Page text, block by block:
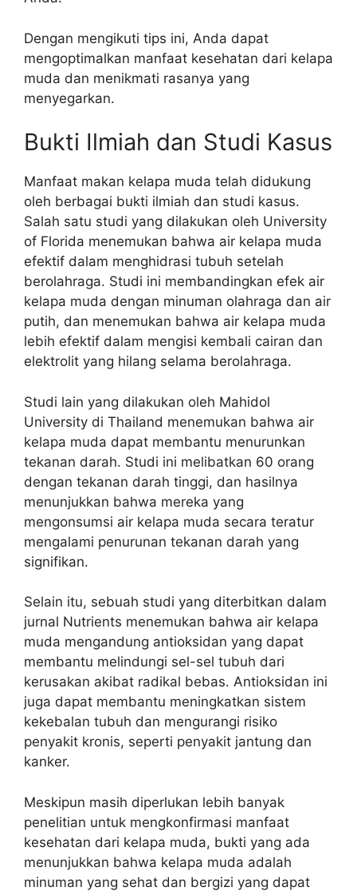
Dengan mengikuti tips ini, Anda dapat
mengoptimalkan manfaat kesehatan dari kelapa
muda dan menikmati rasanya yang
menyegarkan.
Bukti Ilmiah dan Studi Kasus
Manfaat makan kelapa muda telah didukung
oleh berbagai bukti ilmiah dan studi kasus.
Salah satu studi yang dilakukan oleh University
of Florida menemukan bahwa air kelapa muda
efektif dalam menghidrasi tubuh setelah
berolahraga. Studi ini membandingkan efek air
kelapa muda dengan minuman olahraga dan air
putih, dan menemukan bahwa air kelapa muda
lebih efektif dalam mengisi kembali cairan dan
elektrolit yang hilang selama berolahraga.
Studi lain yang dilakukan oleh Mahidol
University di Thailand menemukan bahwa air
kelapa muda dapat membantu menurunkan
tekanan darah. Studi ini melibatkan 60 orang
dengan tekanan darah tinggi, dan hasilnya
menunjukkan bahwa mereka yang
mengonsumsi air kelapa muda secara teratur
mengalami penurunan tekanan darah yang
signifikan.
Selain itu, sebuah studi yang diterbitkan dalam
jurnal Nutrients menemukan bahwa air kelapa
muda mengandung antioksidan yang dapat
membantu melindungi sel-sel tubuh dari
kerusakan akibat radikal bebas. Antioksidan ini
juga dapat membantu meningkatkan sistem
kekebalan tubuh dan mengurangi risiko
penyakit kronis, seperti penyakit jantung dan
kanker.
Meskipun masih diperlukan lebih banyak
penelitian untuk mengkonfirmasi manfaat
kesehatan dari kelapa muda, bukti yang ada
menunjukkan bahwa kelapa muda adalah
minuman yang sehat dan bergizi yang dapat